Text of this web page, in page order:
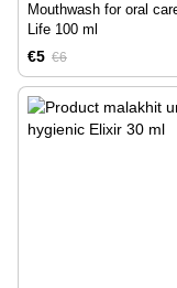
Mouthwash for oral
Life 100 ml
€5 €6